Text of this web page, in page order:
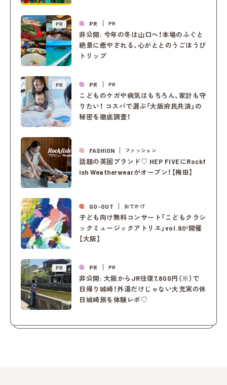
PR PR PR
非公開: 今年の冬は山口へ！本場のふぐと
絶景に癒やされる、心がととのうごほうび
トリップ
PR PR PR
こどものケガや病気はもちろん、家計も守
りたい！ コスパで選ぶ「大阪府民共済」の
秘密を徹底調査！
FASHION ファッション
話題の英国ブランド♡ HEP FIVEにRockf
ish Weatherwearがオープン！【梅田】
GO-OUT おでかけ
子ども向け無料コンサート「こどもクラシ
ックミュージックアトリエ」vol.9が開催
【大阪】
PR PR PR
非公開: 大阪からJR往復7,800円（※）で
日帰り城崎！外湯だけじゃない大充実の休
日城崎旅を体験レポ♡